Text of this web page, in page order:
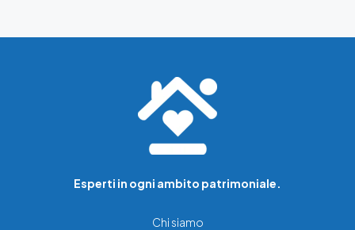
Esperti in ogni ambito patrimoniale.
Chi siamo